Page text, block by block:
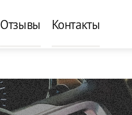
Отзывы Контакты